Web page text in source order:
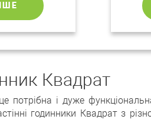
Квадрат
це потрібна і дуже
годинники Квадрат з